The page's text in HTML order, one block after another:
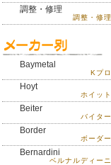
調整・修理
調整・修理
Baymetal
Kプロ
Hoyt
ホイット
Beiter
バイター
Border
ボーダー
Bernardini
ベルナルディーニ